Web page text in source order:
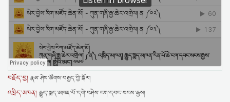
བརྗོད་བྱ། རྣམ་ཤེས་ཚོགས་བརྒྱད་ཀྱི་སྐོར།
འཁྲིད་མཁན། རྒྱུད་སྨད་མཁན་པོ་དགེ་བཤེས་ངག་དབང་སངས་རྒྱས།